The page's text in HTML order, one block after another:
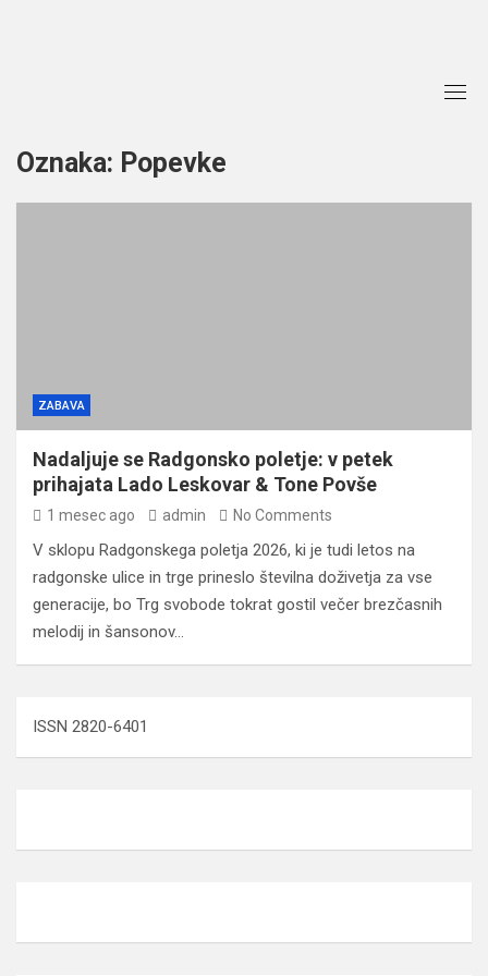
Oznaka: Popevke
ZABAVA
Nadaljuje se Radgonsko poletje: v petek
prihajata Lado Leskovar & Tone Povše
1 mesec ago admin No Comments
V sklopu Radgonskega poletja 2026, ki je tudi letos na
radgonske ulice in trge prineslo številna doživetja za vse
generacije, bo Trg svobode tokrat gostil večer brezčasnih
melodij in šansonov…
ISSN 2820-6401